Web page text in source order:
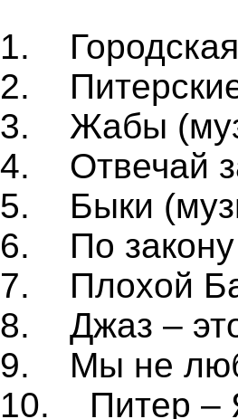
1.
2.
3. Жабы
4. Отвечай
5. Быки
6. По закону
7. Плохой
8. Джаз –
9. Мы не
10. Питер –